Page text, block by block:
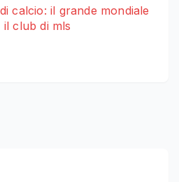
calcio: il grande mondiale
il club di mls